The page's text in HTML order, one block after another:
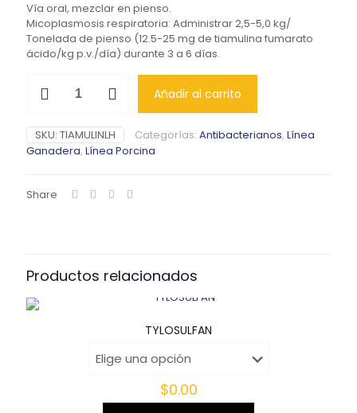
Vía oral, mezclar en pienso.
Micoplasmosis respiratoria: Administrar 2,5-5,0 kg/
Tonelada de pienso (12.5-25 mg de tiamulina fumarato
ácido/kg p.v./día) durante 3 a 6 días.
Añadir al carrito
SKU: TIAMULINLH Categorías: Antibacterianos, Línea
Ganadera, Línea Porcina
Share
Productos relacionados
TYLOSULFAN
$0.00